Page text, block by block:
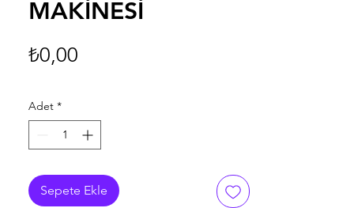
MAKİNESİ
₺0,00
Adet *
Sepete Ekle